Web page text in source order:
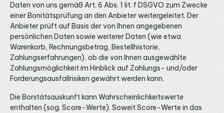
Daten von uns gemäß Art. 6 Abs. 1 lit. f DSGVO zum Zwecke
einer Bonitätsprüfung an den Anbieter weitergeleitet. Der
Anbieter prüft auf Basis der von Ihnen angegebenen
persönlichen Daten sowie weiterer Daten (wie etwa
Warenkorb, Rechnungsbetrag, Bestellhistorie,
Zahlungserfahrungen), ob die von Ihnen ausgewählte
Zahlungsmöglichkeit im Hinblick auf Zahlungs- und/oder
Forderungsausfallrisiken gewährt werden kann.
Die Bonitätsauskunft kann Wahrscheinlichkeitswerte
enthalten (sog. Score-Werte). Soweit Score-Werte in das